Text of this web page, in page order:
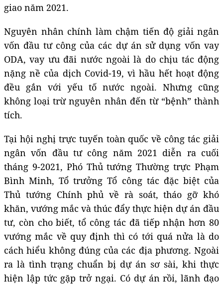
giao năm 2021.
Nguyên nhân chính làm chậm tiến độ giải ngân
vốn đầu tư công của các dự án sử dụng vốn vay
ODA, vay ưu đãi nước ngoài là do chịu tác động
nặng nề của dịch Covid-19, vì hầu hết hoạt động
đều gắn với yếu tố nước ngoài. Nhưng cũng
không loại trừ nguyên nhân đến từ “bệnh” thành
tích.
Tại hội nghị trực tuyến toàn quốc về công tác giải
ngân vốn đầu tư công năm 2021 diễn ra cuối
tháng 9-2021, Phó Thủ tướng Thường trực Phạm
Bình Minh, Tổ trưởng Tổ công tác đặc biệt của
Thủ tướng Chính phủ về rà soát, tháo gỡ khó
khăn, vướng mắc và thúc đẩy thực hiện dự án đầu
tư, còn cho biết, tổ công tác đã tiếp nhận hơn 80
vướng mắc về quy định thì có tới quá nửa là do
cách hiểu không đúng của các địa phương. Ngoài
ra là tình trạng chuẩn bị dự án sơ sài, khi thực
hiện lập tức gặp trở ngại. Có dự án rồi, lãnh đạo